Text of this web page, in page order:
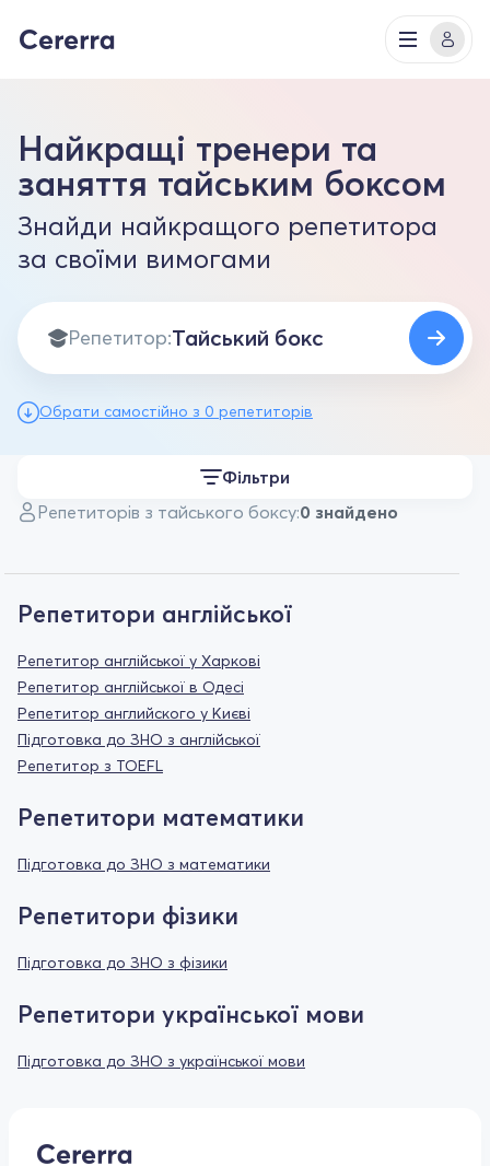
Найкращі тренери та
заняття тайським боксом
Знайди найкращого репетитора
за своїми вимогами
Репетитор:
Обрати самостійно з 0 репетиторів
Репетиторів з тайського боксу:0 знайдено
Фільтри
Репетитори англійської
Репетитор англійської у Харкові
Репетитор англійської в Одесі
Репетитор английского у Києві
Підготовка до ЗНО з англійської
Репетитор з TOEFL
Репетитори математики
Підготовка до ЗНО з математики
Репетитори фізики
Підготовка до ЗНО з фізики
Репетитори української мови
Підготовка до ЗНО з української мови